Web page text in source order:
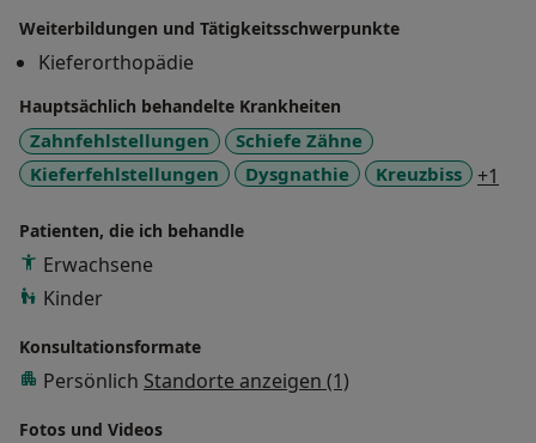
Weiterbildungen und Tätigkeitsschwerpunkte
Kieferorthopädie
Hauptsächlich behandelte Krankheiten
Zahnfehlstellungen
Schiefe Zähne
Kieferfehlstellungen
Dysgnathie Kreuzbiss +1
Patienten, die ich behandle
Erwachsene
Kinder
Konsultationsformate
Persönlich Standorte anzeigen (1)
Fotos und Videos